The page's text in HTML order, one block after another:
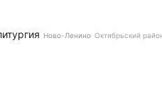
Ново-Ленино Октябрьский